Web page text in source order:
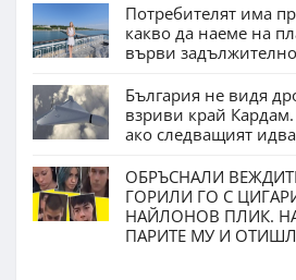
Потребителят има
какво да наеме на
върви
България не видя
взриви край
ако следващият
ОБРЪСНАЛИ
ГОРИЛИ ГО С
НАЙЛОНОВ ПЛИК.
ПАРИТЕ МУ И